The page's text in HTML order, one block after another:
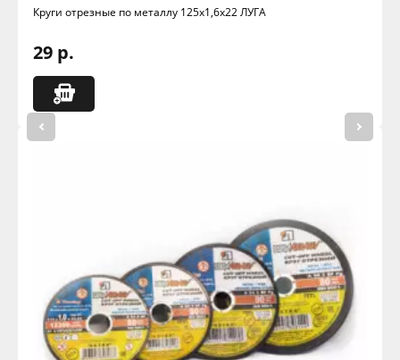
Круги отрезные по металлу 125х1,6х22 ЛУГА
29 р.